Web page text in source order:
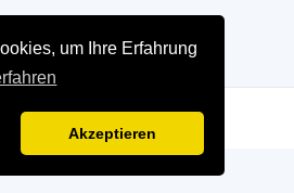
um Ihre Erfahrung
Akzeptieren